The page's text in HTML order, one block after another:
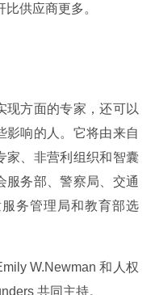
供应商更多。
现方面的专家，还可以
影响的人。它将由来自
家、非营利组织和智囊
服务部、警察局、交通
务管理局和教育部选
W.Newman 和人权
共同主持。